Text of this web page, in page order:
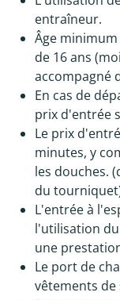
entraîneur.
Âge
de 16 ans
accompagné
En cas de
prix d'entrée
Le prix
minutes, y
les douches.
du
L'entrée à
l'utilisation du
une
Le port de
vêtements